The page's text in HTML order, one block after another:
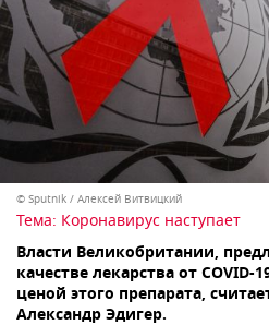
© Sputnik / Алексей Витвицкий
Тема: Коронавирус наступает
Власти Великобритании,
качестве лекарства от COVID-
ценой этого препарата,
Александр Эдигер.